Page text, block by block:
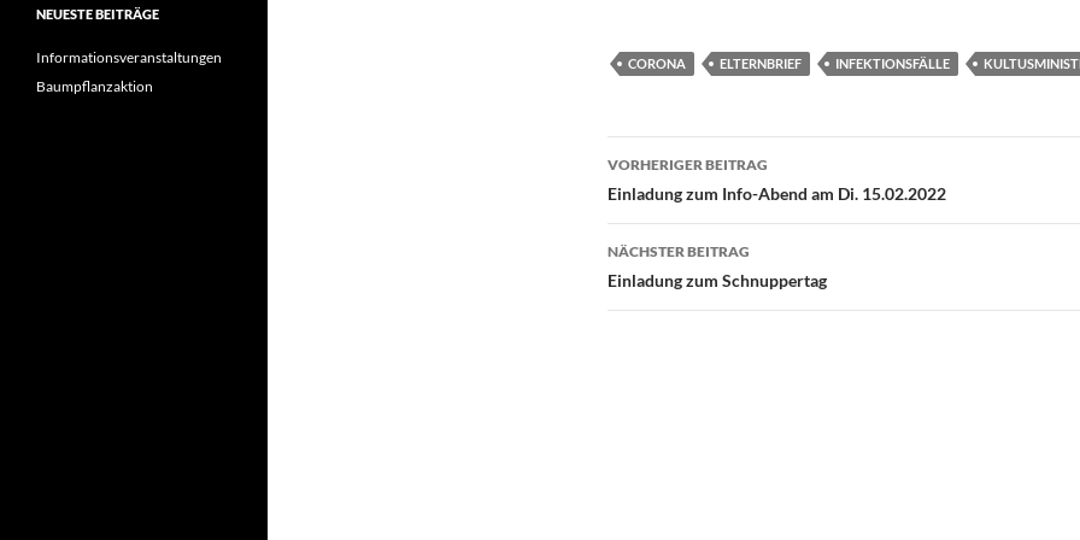
CORONA ELTERNBRIEF INFEKTIONSFÄLLE
Beitragsnavigation
VORHERIGER BEITRAG
Einladung zum Info-Abend am Di. 15.02.2022
NÄCHSTER BEITRAG
Einladung zum Schnuppertag
NEUESTE BEITRÄGE
Informationsveranstaltungen
Baumpflanzaktion